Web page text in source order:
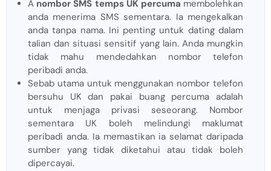
A nombor SMS temps UK percuma membolehkan
anda menerima SMS sementara. Ia mengekalkan
anda tanpa nama. Ini penting untuk dating dalam
talian dan situasi sensitif yang lain. Anda mungkin
tidak mahu mendedahkan nombor telefon
peribadi anda.
Sebab utama untuk menggunakan nombor telefon
bersuhu UK dan pakai buang percuma adalah
untuk menjaga privasi seseorang. Nombor
sementara UK boleh melindungi maklumat
peribadi anda. Ia memastikan ia selamat daripada
sumber yang tidak diketahui atau tidak boleh
dipercayai.